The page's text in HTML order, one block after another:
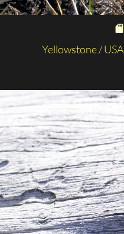
Yellowstone / USA